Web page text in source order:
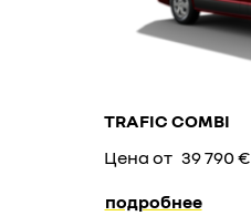
TRAFIC COMBI
Цена от 39 790 €
подробнее